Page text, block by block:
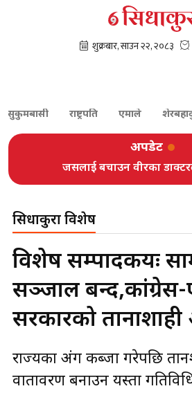
राष्ट्रपति एमाले शेरबहादुर
अपडेट
जसलाई बचाउन वीरका
सिधाकुरा विशेष
विशेष सम्पादकीयः
सञ्जाल
सरकारको
राज्यका अंग कब्जा गरेपछि
वातावरण बनाउन यस्ता